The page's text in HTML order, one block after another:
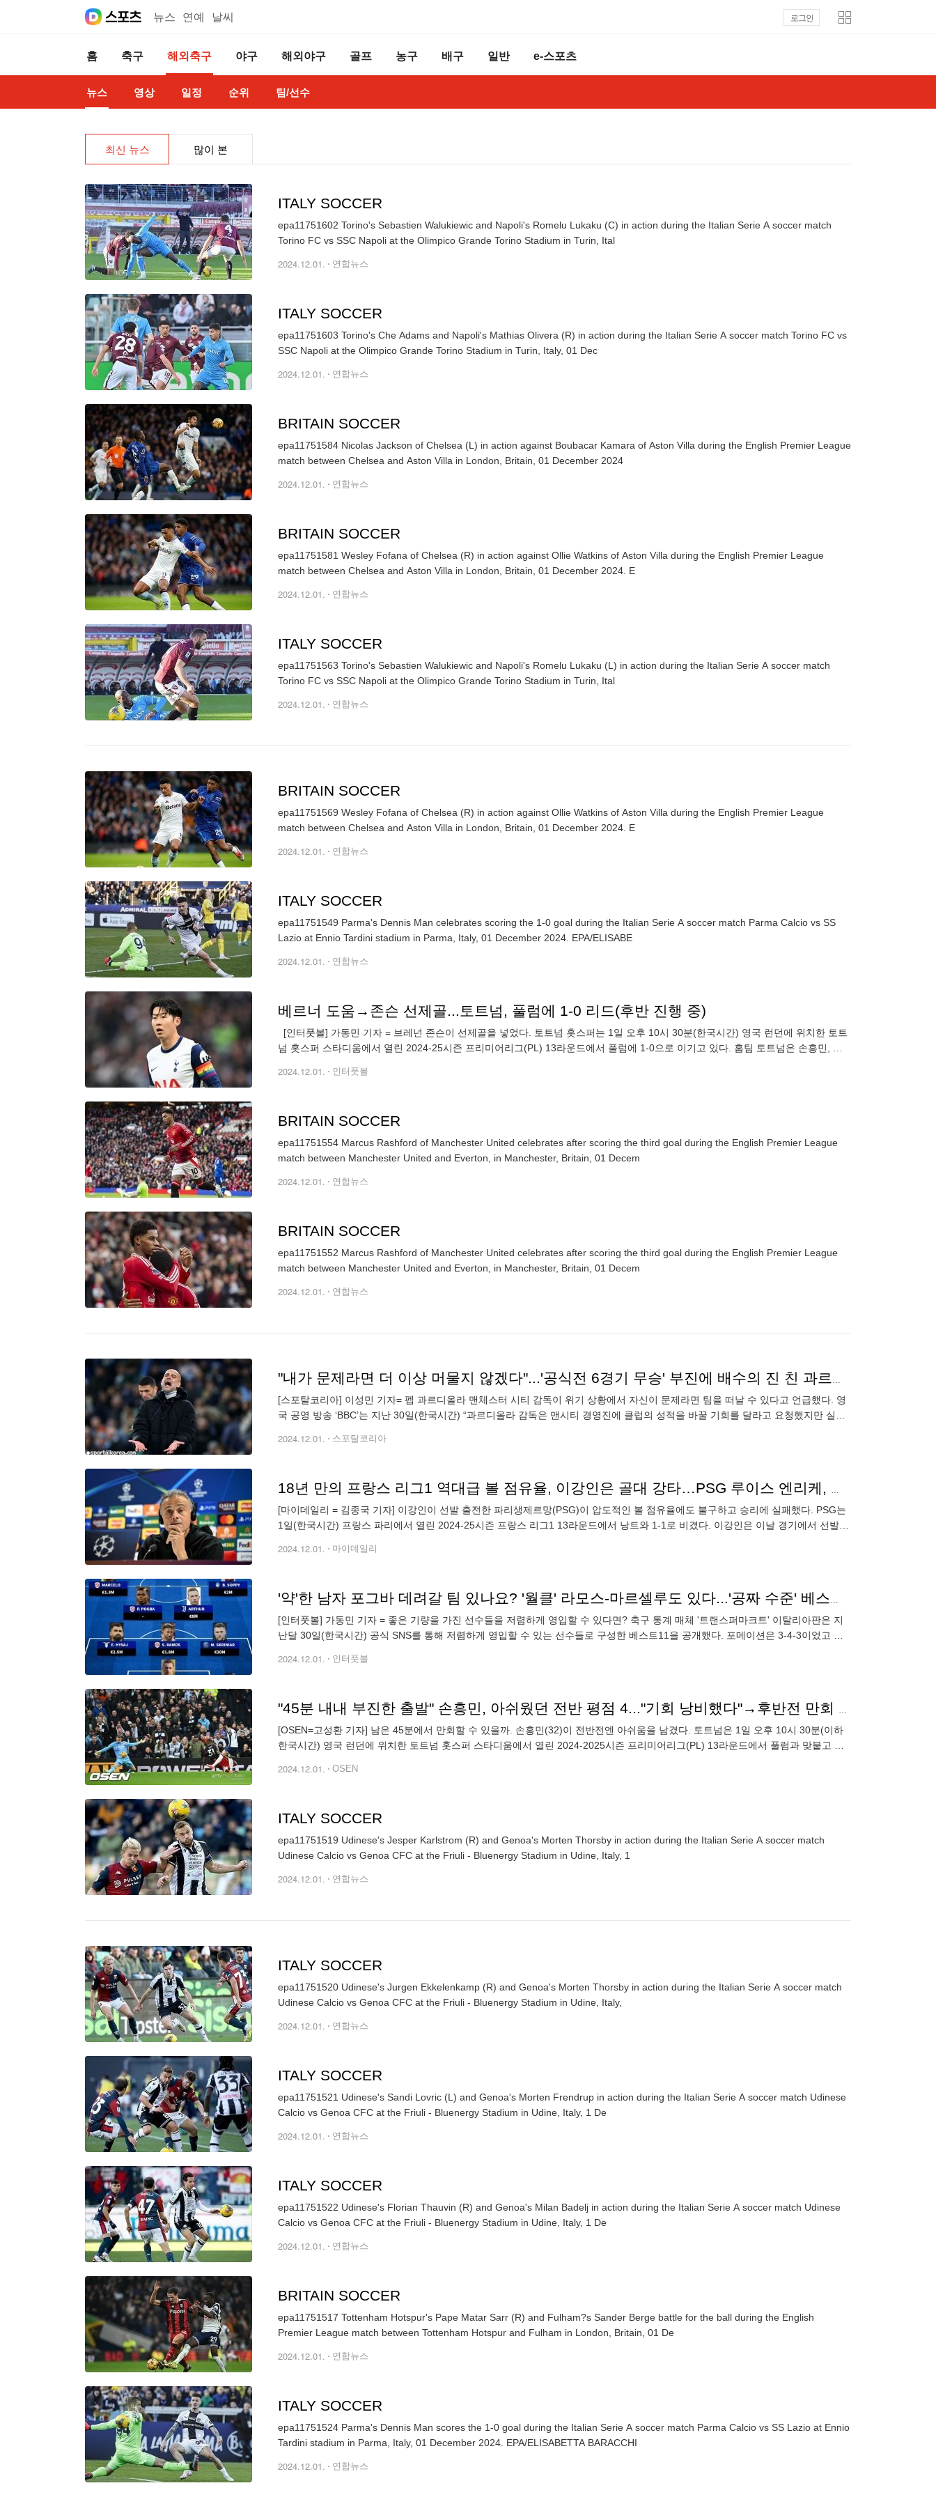
뉴스 연예 날씨 로그인
홈 축구 해외축구 야구 해외야구 골프 농구 배구 일반 e-스포츠
뉴스 영상 일정 순위 팀/선수
최신 뉴스 많이 본
ITALY SOCCER
epa11751602 Torino's Sebastien Walukiewic and Napoli's Romelu Lukaku (C) in action during the Italian Serie A soccer match
Torino FC vs SSC Napoli at the Olimpico Grande Torino Stadium in Turin, Ital
2024.12.01. 연합뉴스
ITALY SOCCER
epa11751603 Torino's Che Adams and Napoli's Mathias Olivera (R) in action during the Italian Serie A soccer match Torino FC vs
SSC Napoli at the Olimpico Grande Torino Stadium in Turin, Italy, 01 Dec
2024.12.01. 연합뉴스
BRITAIN SOCCER
epa11751584 Nicolas Jackson of Chelsea (L) in action against Boubacar Kamara of Aston Villa during the English Premier League
match between Chelsea and Aston Villa in London, Britain, 01 December 2024
2024.12.01. 연합뉴스
BRITAIN SOCCER
epa11751581 Wesley Fofana of Chelsea (R) in action against Ollie Watkins of Aston Villa during the English Premier League
match between Chelsea and Aston Villa in London, Britain, 01 December 2024. E
2024.12.01. 연합뉴스
ITALY SOCCER
epa11751563 Torino's Sebastien Walukiewic and Napoli's Romelu Lukaku (L) in action during the Italian Serie A soccer match
Torino FC vs SSC Napoli at the Olimpico Grande Torino Stadium in Turin, Ital
2024.12.01. 연합뉴스
BRITAIN SOCCER
epa11751569 Wesley Fofana of Chelsea (R) in action against Ollie Watkins of Aston Villa during the English Premier League
match between Chelsea and Aston Villa in London, Britain, 01 December 2024. E
2024.12.01. 연합뉴스
ITALY SOCCER
epa11751549 Parma's Dennis Man celebrates scoring the 1-0 goal during the Italian Serie A soccer match Parma Calcio vs SS
Lazio at Ennio Tardini stadium in Parma, Italy, 01 December 2024. EPA/ELISABE
2024.12.01. 연합뉴스
베르너 도움→존슨 선제골...토트넘, 풀럼에 1-0 리드(후반 진행 중)
[인터풋볼] 가동민 기자 = 브레넌 존슨이 선제골을 넣었다. 토트넘 홋스퍼는 1일 오후 10시 30분(한국시간) 영국 런던에 위치한 토트
넘 홋스퍼 스타디움에서 열린 2024-25시즌 프리미어리그(PL) 13라운드에서 풀럼에 1-0으로 이기고 있다. 홈팀 토트넘은 손흥민, 브
2024.12.01. 인터풋볼
BRITAIN SOCCER
epa11751554 Marcus Rashford of Manchester United celebrates after scoring the third goal during the English Premier League
match between Manchester United and Everton, in Manchester, Britain, 01 Decem
2024.12.01. 연합뉴스
BRITAIN SOCCER
epa11751552 Marcus Rashford of Manchester United celebrates after scoring the third goal during the English Premier League
match between Manchester United and Everton, in Manchester, Britain, 01 Decem
2024.12.01. 연합뉴스
"내가 문제라면 더 이상 머물지 않겠다"...'공식전 6경기 무승' 부진에 배수의 진 친 과르디올라 맨시티 감독
[스포탈코리아] 이성민 기자= 펩 과르디올라 맨체스터 시티 감독이 위기 상황에서 자신이 문제라면 팀을 떠날 수 있다고 언급했다. 영
국 공영 방송 ‘BBC’는 지난 30일(한국시간) “과르디올라 감독은 맨시티 경영진에 클럽의 성적을 바꿀 기회를 달라고 요청했지만 실패
2024.12.01. 스포탈코리아
18년 만의 프랑스 리그1 역대급 볼 점유율, 이강인은 골대 강타…PSG 루이스 엔리케, 결정력 부재 설명 포기
[마이데일리 = 김종국 기자] 이강인이 선발 출전한 파리생제르망(PSG)이 압도적인 볼 점유율에도 불구하고 승리에 실패했다. PSG는
1일(한국시간) 프랑스 파리에서 열린 2024-25시즌 프랑스 리그1 13라운드에서 낭트와 1-1로 비겼다. 이강인은 이날 경기에서 선발
2024.12.01. 마이데일리
'약'한 남자 포그바 데려갈 팀 있나요? '월클' 라모스-마르셀루도 있다...'공짜 수준' 베스트11
[인터풋볼] 가동민 기자 = 좋은 기량을 가진 선수들을 저렴하게 영입할 수 있다면? 축구 통계 매체 '트랜스퍼마크트' 이탈리아판은 지
난달 30일(한국시간) 공식 SNS를 통해 저렴하게 영입할 수 있는 선수들로 구성한 베스트11을 공개했다. 포메이션은 3-4-3이었고 안
2024.12.01. 인터풋볼
"45분 내내 부진한 출발" 손흥민, 아쉬웠던 전반 평점 4..."기회 낭비했다"→후반전 만회 노린다
[OSEN=고성환 기자] 남은 45분에서 만회할 수 있을까. 손흥민(32)이 전반전엔 아쉬움을 남겼다. 토트넘은 1일 오후 10시 30분(이하
한국시간) 영국 런던에 위치한 토트넘 홋스퍼 스타디움에서 열린 2024-2025시즌 프리미어리그(PL) 13라운드에서 풀럼과 맞붙고 있
2024.12.01. OSEN
ITALY SOCCER
epa11751519 Udinese's Jesper Karlstrom (R) and Genoa's Morten Thorsby in action during the Italian Serie A soccer match
Udinese Calcio vs Genoa CFC at the Friuli - Bluenergy Stadium in Udine, Italy, 1
2024.12.01. 연합뉴스
ITALY SOCCER
epa11751520 Udinese's Jurgen Ekkelenkamp (R) and Genoa's Morten Thorsby in action during the Italian Serie A soccer match
Udinese Calcio vs Genoa CFC at the Friuli - Bluenergy Stadium in Udine, Italy,
2024.12.01. 연합뉴스
ITALY SOCCER
epa11751521 Udinese's Sandi Lovric (L) and Genoa's Morten Frendrup in action during the Italian Serie A soccer match Udinese
Calcio vs Genoa CFC at the Friuli - Bluenergy Stadium in Udine, Italy, 1 De
2024.12.01. 연합뉴스
ITALY SOCCER
epa11751522 Udinese's Florian Thauvin (R) and Genoa's Milan Badelj in action during the Italian Serie A soccer match Udinese
Calcio vs Genoa CFC at the Friuli - Bluenergy Stadium in Udine, Italy, 1 De
2024.12.01. 연합뉴스
BRITAIN SOCCER
epa11751517 Tottenham Hotspur's Pape Matar Sarr (R) and Fulham?s Sander Berge battle for the ball during the English
Premier League match between Tottenham Hotspur and Fulham in London, Britain, 01 De
2024.12.01. 연합뉴스
ITALY SOCCER
epa11751524 Parma's Dennis Man scores the 1-0 goal during the Italian Serie A soccer match Parma Calcio vs SS Lazio at Ennio
Tardini stadium in Parma, Italy, 01 December 2024. EPA/ELISABETTA BARACCHI
2024.12.01. 연합뉴스